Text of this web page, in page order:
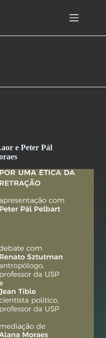
e Peter Pál